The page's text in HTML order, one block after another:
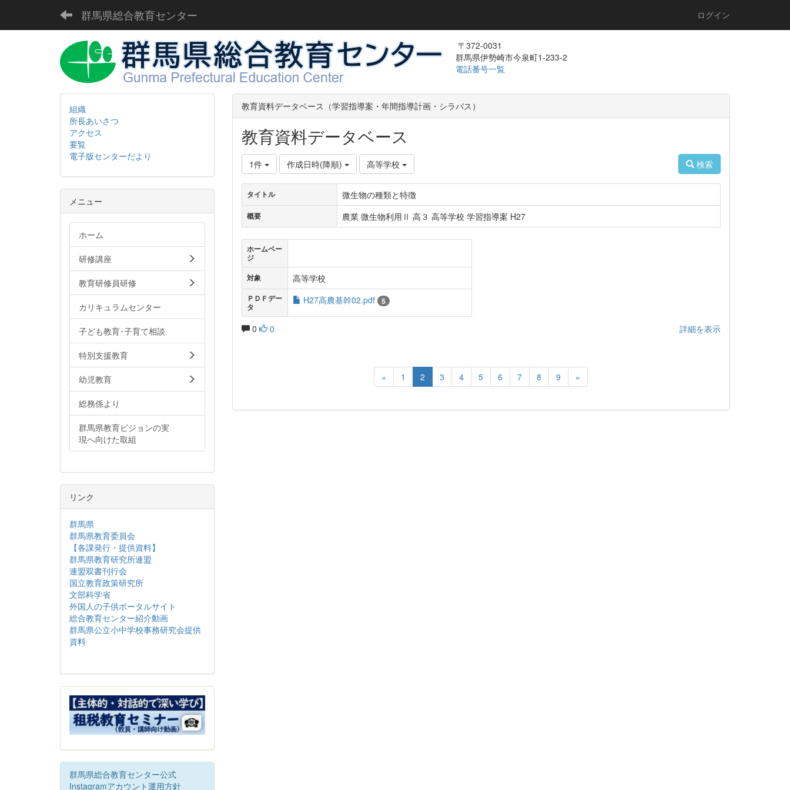
群馬県総合教育センター ログイン
〒372-0031
群馬県伊勢崎市今泉町1-233-2
電話番号一覧
教育資料データベース（学習指導案・年間指導計画・シラバス）
教育資料データベース
1件 作成日時(降順) 高等学校 検索
タイトル 微生物の種類と特徴
概要 農業 微生物利用Ⅱ 高３ 高等学校 学習指導案 H27
ホームペー
ジ
対象
高等学校
ＰＤＦデー
タ
H27高農基幹02.pdf 5
0 0 詳細を表示
« 1 2 3 4 5 6 7 8 9 »
組織
所長あいさつ
アクセス
要覧
電子版センターだより
メニュー
ホーム
研修講座
教育研修員研修
カリキュラムセンター
子ども教育･子育て相談
特別支援教育
幼児教育
総務係より
群馬県教育ビジョンの実
現へ向けた取組
リンク
群馬県
群馬県教育委員会
【各課発行・提供資料】
群馬県教育研究所連盟
連盟双書刊行会
国立教育政策研究所
文部科学省
外国人の子供ポータルサイト
総合教育センター紹介動画
群馬県公立小中学校事務研究会提供
資料
群馬県総合教育センター公式
Instagramアカウント運用方針